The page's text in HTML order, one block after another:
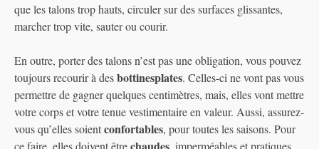
que les talons trop hauts, circuler sur des surfaces glissantes,
marcher trop vite, sauter ou courir.
En outre, porter des talons n’est pas une obligation, vous pouvez
toujours recourir à desbottinesplates. Celles-ci ne vont pas vous
permettre de gagner quelques centimètres, mais, elles vont mettre
votre corps et votre tenue vestimentaire en valeur. Aussi, assurez-
vous qu’elles soientconfortables, pour toutes les saisons. Pour
ce faire, elles doivent êtrechaudes, imperméables et pratiques.